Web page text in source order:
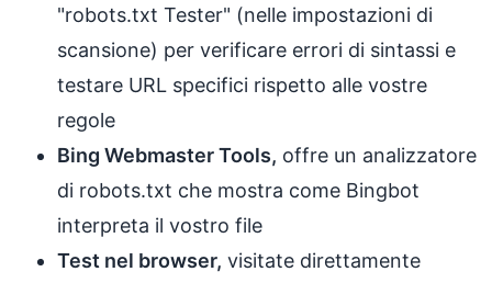
"robots.txt Tester" (nelle impostazioni di
scansione) per verificare errori di sintassi e
testare URL specifici rispetto alle vostre
regole
Bing Webmaster Tools, offre un analizzatore
di robots.txt che mostra come Bingbot
interpreta il vostro file
Test nel browser, visitate direttamente